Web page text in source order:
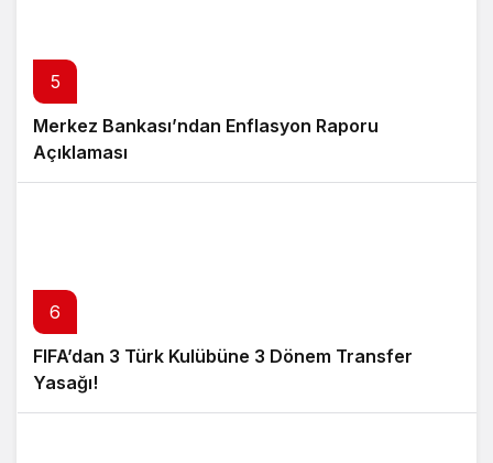
5
Merkez Bankası’ndan Enflasyon Raporu
Açıklaması
6
FIFA’dan 3 Türk Kulübüne 3 Dönem Transfer
Yasağı!